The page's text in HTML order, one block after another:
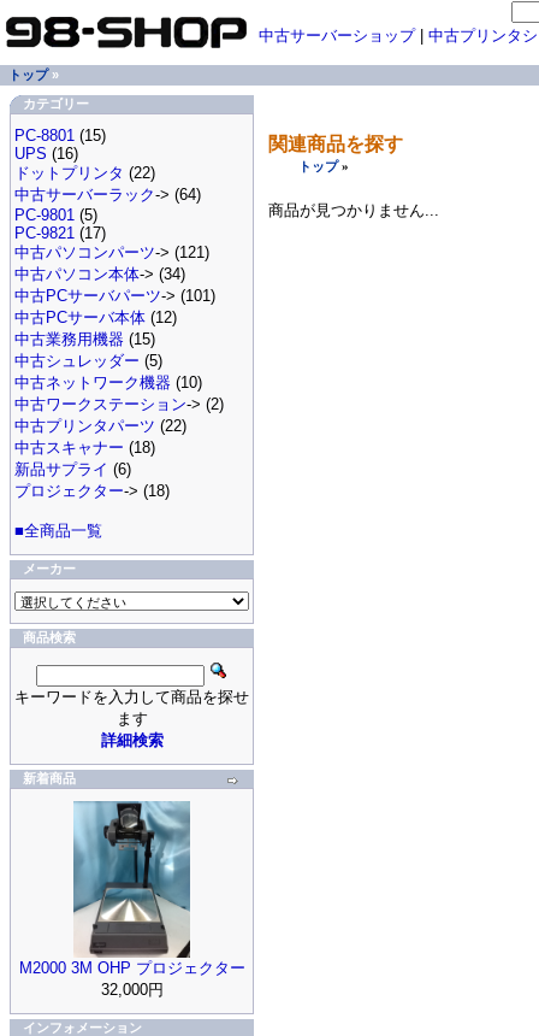
関連商品を探す
トップ»
商品が見つかりません...
中古サーバーショップ| 中古プリンタ
トップ»
カテゴリー
PC-8801 (15)
UPS (16)
ドットプリンタ (22)
中古サーバーラック-> (64)
PC-9801 (5)
PC-9821 (17)
中古パソコンパーツ-> (121)
中古パソコン本体-> (34)
中古PCサーバパーツ-> (101)
中古PCサーバ本体 (12)
中古業務用機器 (15)
中古シュレッダー (5)
中古ネットワーク機器 (10)
中古ワークステーション-> (2)
中古プリンタパーツ (22)
中古スキャナー (18)
新品サプライ (6)
プロジェクター-> (18)
■全商品一覧
メーカー
商品検索
キーワードを入力して商品を探せ
ます
詳細検索
新着商品
M2000 3M OHP プロジェクター
32,000円
インフォメーション